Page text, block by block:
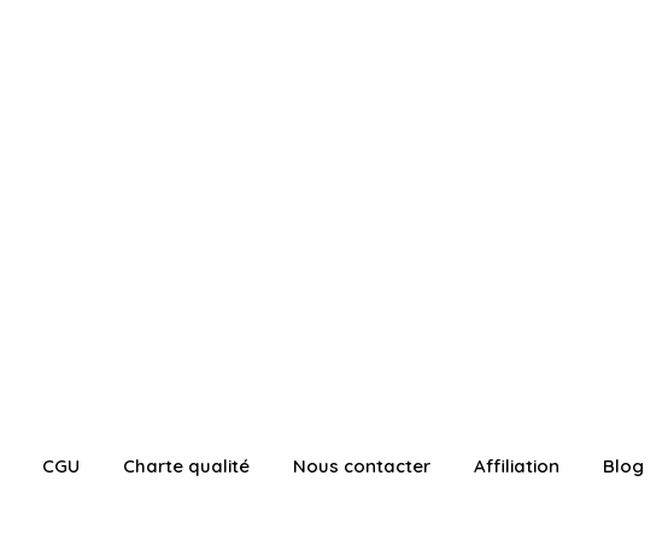
CGU Charte qualité Nous contacter Affiliation Blog